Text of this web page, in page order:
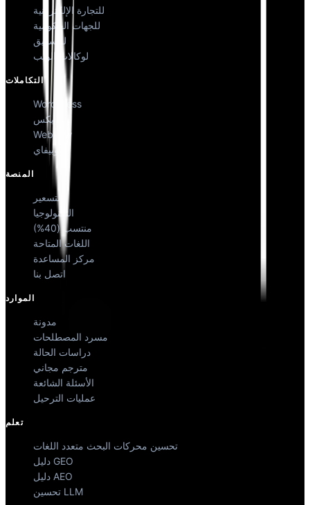
للتجارة الإلكترونية
للجهات الحكومية
للتسويق
لوكالات الويب
التكاملات
WordPress
ويكس
Webflow
شوبيفاي
المنصة
التسعير
التكنولوجيا
منتسب (40%)
اللغات المتاحة
مركز المساعدة
اتصل بنا
الموارد
مدونة
مسرد المصطلحات
دراسات الحالة
مترجم مجاني
الأسئلة الشائعة
عمليات الترحيل
تعلم
تحسين محركات البحث متعدد اللغات
دليل GEO
دليل AEO
تحسين LLM